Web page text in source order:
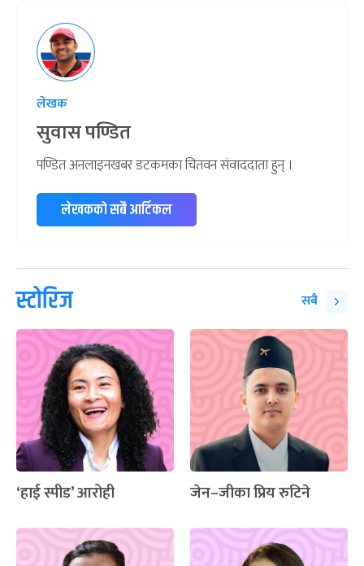
लेखक
सुवास पण्डित
पण्डित अनलाइनखबर डटकमका चितवन संवाददाता हुन् ।
लेखकको सबै आर्टिकल
स्टोरिज सबै
‘हाई स्पीड’ आरोही जेन–जीका प्रिय रुटिने